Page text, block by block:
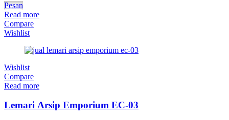
Pesan
Read more
Compare
Wishlist
Wishlist
Compare
Read more
Lemari Arsip Emporium EC-03